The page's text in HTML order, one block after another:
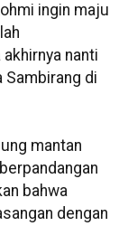
ingin maju
nanti
Sambirang di
mantan
bahwa
dengan